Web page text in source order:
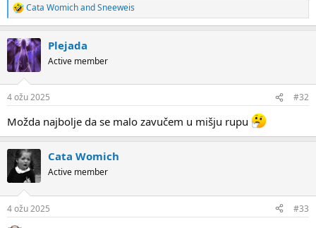
R
e
c
t
i
s
Cata WomichandSneeweis
Plejada
Active member
4 ožu 2025 #32
Možda najbolje da se malo zavučem u mišju rupu
Cata Womich
Active member
4 ožu 2025 #33